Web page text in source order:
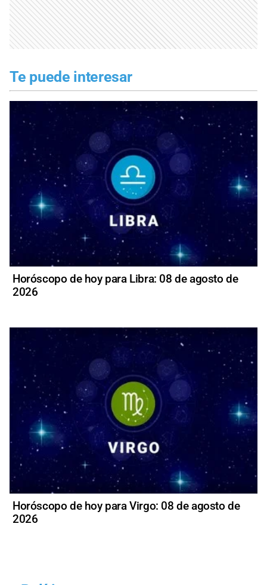
Te puede interesar
Horóscopo de hoy para Libra: 08 de agosto de
2026
Horóscopo de hoy para Virgo: 08 de agosto de
2026